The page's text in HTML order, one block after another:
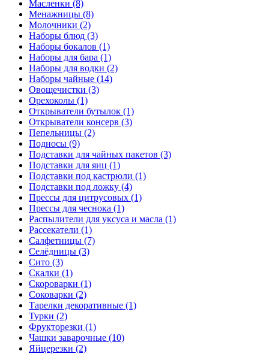
Масленки (8)
Менажницы (8)
Молочники (2)
Наборы блюд (3)
Наборы бокалов (1)
Наборы для бара (1)
Наборы для водки (2)
Наборы чайные (14)
Овощечистки (3)
Орехоколы (1)
Открыватели бутылок (1)
Открыватели консерв (3)
Пепельницы (2)
Подносы (9)
Подставки для чайных пакетов (3)
Подставки для яиц (1)
Подставки под кастрюли (1)
Подставки под ложку (4)
Прессы для цитрусовых (1)
Прессы для чеснока (1)
Распылители для уксуса и масла (1)
Рассекатели (1)
Салфетницы (7)
Селёдницы (3)
Сито (3)
Скалки (1)
Скороварки (1)
Соковарки (2)
Тарелки декоративные (1)
Турки (2)
Фрукторезки (1)
Чашки заварочные (10)
Яйцерезки (2)